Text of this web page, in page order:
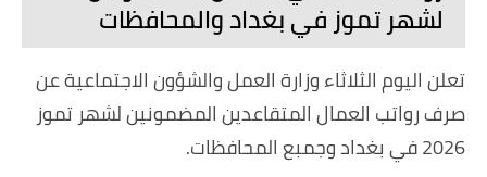
لشهر تموز في بغداد والمحافظات
تعلن اليوم الثلاثاء وزارة العمل والشؤون الاجتماعية عن
صرف رواتب العمال المتقاعدين المضمونين لشهر تموز
2026 في بغداد وجمبع المحافظات.